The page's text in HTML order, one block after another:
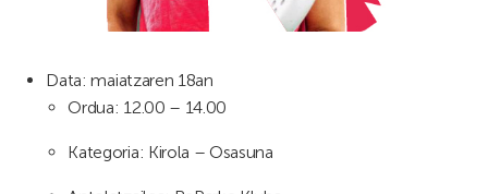
Data: maiatzaren 18an
Ordua: 12.00 – 14.00
Kategoria: Kirola – Osasuna